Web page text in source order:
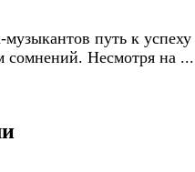
путь к успеху
сомнений. Несмотря на ...